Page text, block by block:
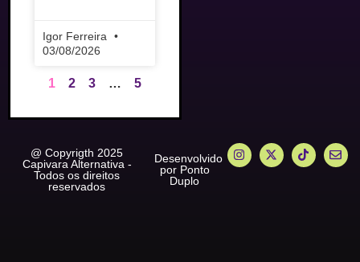
Igor Ferreira
03/08/2026
1 2 3 … 5
@ Copyrigth 2025
Capivara Alternativa -
Todos os direitos
reservados
Desenvolvido
por Ponto
Duplo